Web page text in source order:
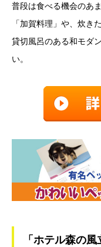
普段は食べる機会のあ
「加賀料理」や、炊き
貸切風呂のある和モダ
い。
「ホテル森の風